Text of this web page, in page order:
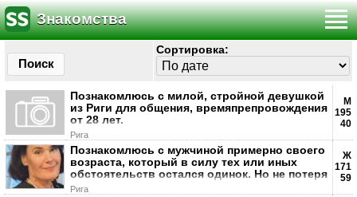
Знакомства
Поиск
Сортировка:
Познакомлюсь с милой, стройной девушкой
из Риги для общения, времяпрепровождения
от 28 лет.
Рига
М
195
40
Познакомлюсь с мужчиной примерно своего
возраста, который в силу тех или иных
обстоятельств остался одинок. Но не потеря
Рига
Ж
171
59